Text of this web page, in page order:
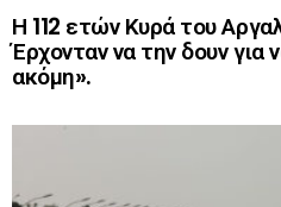
Η 112 ετών Κυρά του
Έρχονταν να την δουν για
ακόμη».